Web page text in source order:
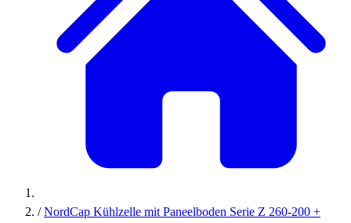
/ NordCap Kühlzelle mit Paneelboden Serie Z 260-200 +